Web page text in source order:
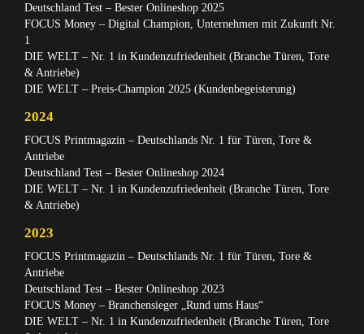
Deutschland Test – Bester Onlineshop 2025
FOCUS Money – Digital Champion, Unternehmen mit Zukunft Nr.
1
DIE WELT – Nr. 1 in Kundenzufriedenheit (Branche Türen, Tore
& Antriebe)
DIE WELT – Preis-Champion 2025 (Kundenbegeisterung)
2024
FOCUS Printmagazin – Deutschlands Nr. 1 für Türen, Tore &
Antriebe
Deutschland Test – Bester Onlineshop 2024
DIE WELT – Nr. 1 in Kundenzufriedenheit (Branche Türen, Tore
& Antriebe)
2023
FOCUS Printmagazin – Deutschlands Nr. 1 für Türen, Tore &
Antriebe
Deutschland Test – Bester Onlineshop 2023
FOCUS Money – Branchensieger „Rund ums Haus“
DIE WELT – Nr. 1 in Kundenzufriedenheit (Branche Türen, Tore